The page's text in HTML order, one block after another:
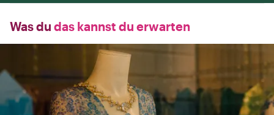
Was du das kannst du erwarten